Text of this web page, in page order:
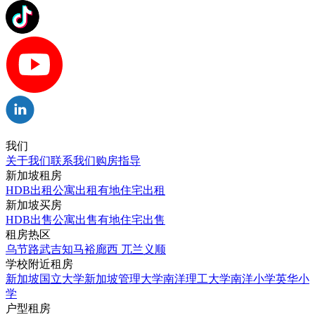
我们
关于我们联系我们购房指导
新加坡租房
HDB出租公寓出租有地住宅出租
新加坡买房
HDB出售公寓出售有地住宅出售
租房热区
乌节路武吉知马裕廊西 兀兰 义顺
学校附近租房
新加坡国立大学新加坡管理大学南洋理工大学南洋小学英华小
学
户型租房